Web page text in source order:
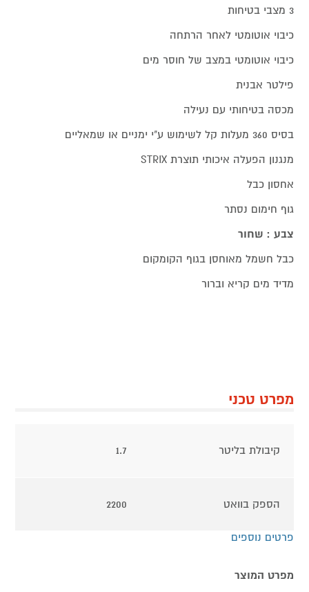
3 מצבי בטיחות
כיבוי אוטומטי לאחר הרתחה
כיבוי אוטומטי במצב של חוסר מים
פילטר אבנית
מכסה בטיחותי עם נעילה
בסיס 360 מעלות קל לשימוש ע"י ימניים או שמאליים
מנגנון הפעלה איכותי תוצרת STRIX
אחסון כבל
גוף חימום נסתר
צבע : שחור
כבל חשמל מאוחסן בגוף הקומקום
מדיד מים קריא וברור
מפרט טכני
קיבולת בליטר 1.7
הספק בוואט 2200
פרטים נוספים
מפרט המוצר